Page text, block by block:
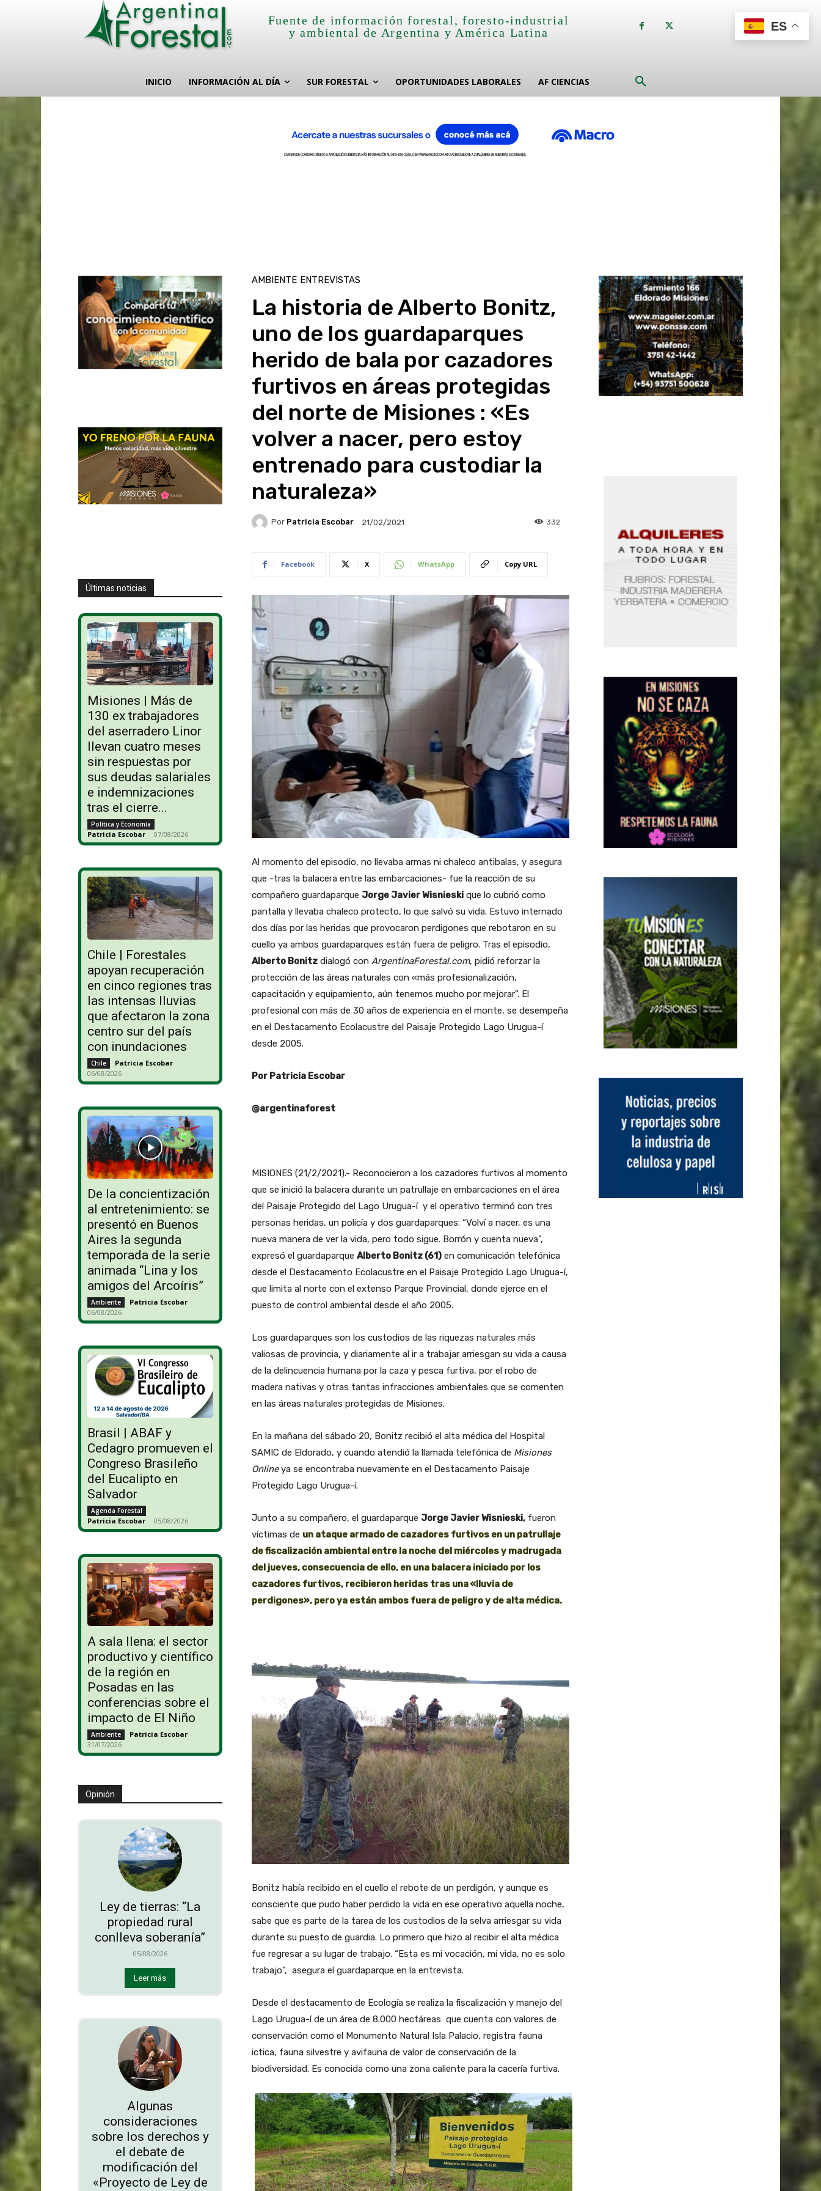
Fuente de información forestal, foresto-industrial
y ambiental de Argentina y América Latina
INICIO INFORMACIÓN AL DÍA SUR FORESTAL OPORTUNIDADES LABORALES AF CIENCIAS
Últimas noticias
Misiones | Más de
130 ex trabajadores
del aserradero Linor
llevan cuatro meses
sin respuestas por
sus deudas salariales
e indemnizaciones
tras el cierre...
Política y Economía
Patricia Escobar - 07/08/2026
Chile | Forestales
apoyan recuperación
en cinco regiones tras
las intensas lluvias
que afectaron la zona
centro sur del país
con inundaciones
Chile Patricia Escobar -
06/08/2026
De la concientización
al entretenimiento: se
presentó en Buenos
Aires la segunda
temporada de la serie
animada “Lina y los
amigos del Arcoíris”
Ambiente Patricia Escobar -
06/08/2026
Brasil | ABAF y
Cedagro promueven el
Congreso Brasileño
del Eucalipto en
Salvador
Agenda Forestal
Patricia Escobar - 05/08/2026
A sala llena: el sector
productivo y científico
de la región en
Posadas en las
conferencias sobre el
impacto de El Niño
Ambiente Patricia Escobar -
31/07/2026
Opinión
Ley de tierras: “La
propiedad rural
conlleva soberanía”
05/08/2026
Leer más
Algunas
consideraciones
sobre los derechos y
el debate de
modificación del
«Proyecto de Ley de
AMBIENTE ENTREVISTAS
La historia de Alberto Bonitz,
uno de los guardaparques
herido de bala por cazadores
furtivos en áreas protegidas
del norte de Misiones : «Es
volver a nacer, pero estoy
entrenado para custodiar la
naturaleza»
Por Patricia Escobar 21/02/2021 332
Facebook X WhatsApp Copy URL
Al momento del episodio, no llevaba armas ni chaleco antibalas, y asegura
que -tras la balacera entre las embarcaciones- fue la reacción de su
compañero guardaparque Jorge Javier Wisnieskique lo cubrió como
pantalla y llevaba chaleco protecto, lo que salvó su vida. Estuvo internado
dos días por las heridas que provocaron perdigones que rebotaron en su
cuello ya ambos guardaparques están fuera de peligro. Tras el episodio,
Alberto Bonitzdialogó con ArgentinaForestal.com, pidió reforzar la
protección de las áreas naturales con «más profesionalización,
capacitación y equipamiento, aún tenemos mucho por mejorar”. El
profesional con más de 30 años de experiencia en el monte, se desempeña
en el Destacamento Ecolacustre del Paisaje Protegido Lago Urugua-í
desde 2005.
Por Patricia Escobar
@argentinaforest
MISIONES (21/2/2021).- Reconocieron a los cazadores furtivos al momento
que se inició la balacera durante un patrullaje en embarcaciones en el área
del Paisaje Protegido del Lago Urugua-í y el operativo terminó con tres
personas heridas, un policía y dos guardaparques: “Volví a nacer, es una
nueva manera de ver la vida, pero todo sigue. Borrón y cuenta nueva”,
expresó el guardaparque Alberto Bonitz (61)en comunicación telefónica
desde el Destacamento Ecolacustre en el Paisaje Protegido Lago Urugua-í,
que limita al norte con el extenso Parque Provincial, donde ejerce en el
puesto de control ambiental desde el año 2005.
Los guardaparques son los custodios de las riquezas naturales más
valiosas de provincia, y diariamente al ir a trabajar arriesgan su vida a causa
de la delincuencia humana por la caza y pesca furtiva, por el robo de
madera nativas y otras tantas infracciones ambientales que se comenten
en las áreas naturales protegidas de Misiones.
En la mañana del sábado 20, Bonitz recibió el alta médica del Hospital
SAMIC de Eldorado, y cuando atendió la llamada telefónica de Misiones
Onlineya se encontraba nuevamente en el Destacamento Paisaje
Protegido Lago Urugua-í.
Junto a su compañero, el guardaparque Jorge Javier Wisnieski,fueron
víctimas de un ataque armado de cazadores furtivos en un patrullaje
de fiscalización ambiental entre la noche del miércoles y madrugada
del jueves, consecuencia de ello, en una balacera iniciado por los
cazadores furtivos, recibieron heridas tras una «lluvia de
perdigones», pero ya están ambos fuera de peligro y de alta médica.
Bonitz había recibido en el cuello el rebote de un perdigón, y aunque es
consciente que pudo haber perdido la vida en ese operativo aquella noche,
sabe que es parte de la tarea de los custodios de la selva arriesgar su vida
durante su puesto de guardia. Lo primero que hizo al recibir el alta médica
fue regresar a su lugar de trabajo. “Esta es mi vocación, mi vida, no es solo
trabajo”, asegura el guardaparque en la entrevista.
Desde el destacamento de Ecología se realiza la fiscalización y manejo del
Lago Urugua-í de un área de 8.000 hectáreas que cuenta con valores de
conservación como el Monumento Natural Isla Palacio, registra fauna
ictica, fauna silvestre y avifauna de valor de conservación de la
biodiversidad. Es conocida como una zona caliente para la cacería furtiva.
ES